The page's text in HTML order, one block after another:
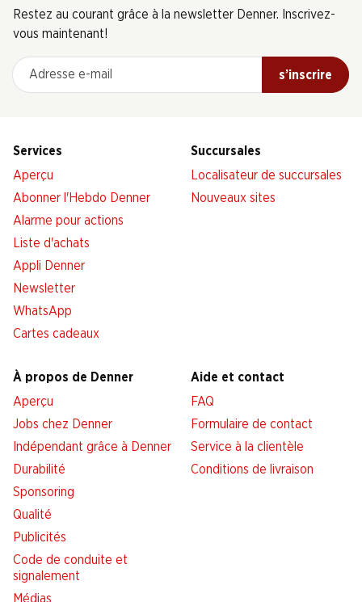
Restez au courant grâce à la newsletter Denner. Inscrivez-
vous maintenant!
Adresse e-mail
s’inscrire
Services
Aperçu
Abonner l'Hebdo Denner
Alarme pour actions
Liste d'achats
Appli Denner
Newsletter
WhatsApp
Cartes cadeaux
Succursales
Localisateur de succursales
Nouveaux sites
À propos de Denner
Aperçu
Jobs chez Denner
Indépendant grâce à Denner
Durabilité
Sponsoring
Qualité
Publicités
Code de conduite et
signalement
Médias
Aide et contact
FAQ
Formulaire de contact
Service à la clientèle
Conditions de livraison